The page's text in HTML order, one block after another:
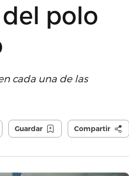
polo
cada una de las
Guardar Compartir